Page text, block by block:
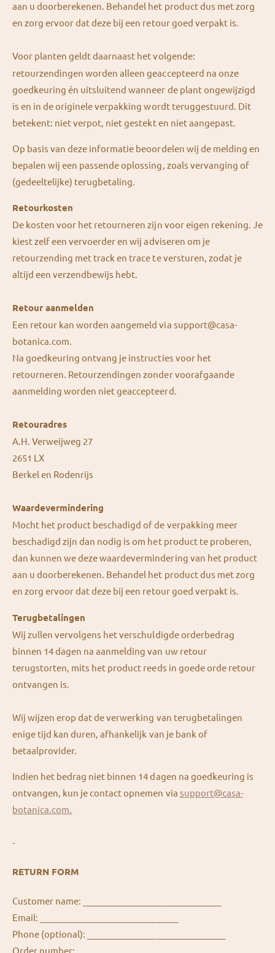
aan u doorberekenen. Behandel het product dus met zorg
en zorg ervoor dat deze bij een retour goed verpakt is.
Voor planten geldt daarnaast het volgende:
retourzendingen worden alleen geaccepteerd na onze
goedkeuring én uitsluitend wanneer de plant ongewijzigd
is en in de originele verpakking wordt teruggestuurd. Dit
betekent: niet verpot, niet gestekt en niet aangepast.
Op basis van deze informatie beoordelen wij de melding en
bepalen wij een passende oplossing, zoals vervanging of
(gedeeltelijke) terugbetaling.
Retourkosten
De kosten voor het retourneren zijn voor eigen rekening. Je
kiest zelf een vervoerder en wij adviseren om je
retourzending met track en trace te versturen, zodat je
altijd een verzendbewijs hebt.
Retour aanmelden
Een retour kan worden aangemeld via support@casa-
botanica.com.
Na goedkeuring ontvang je instructies voor het
retourneren. Retourzendingen zonder voorafgaande
aanmelding worden niet geaccepteerd.
Retouradres
A.H. Verweijweg 27
2651 LX
Berkel en Rodenrijs
Waardevermindering
Mocht het product beschadigd of de verpakking meer
beschadigd zijn dan nodig is om het product te proberen,
dan kunnen we deze waardevermindering van het product
aan u doorberekenen. Behandel het product dus met zorg
en zorg ervoor dat deze bij een retour goed verpakt is.
Terugbetalingen
Wij zullen vervolgens het verschuldigde orderbedrag
binnen 14 dagen na aanmelding van uw retour
terugstorten, mits het product reeds in goede orde retour
ontvangen is.
Wij wijzen erop dat de verwerking van terugbetalingen
enige tijd kan duren, afhankelijk van je bank of
betaalprovider.
Indien het bedrag niet binnen 14 dagen na goedkeuring is
ontvangen, kun je contact opnemen via support@casa-
botanica.com.
-
RETURN FORM
Customer name: ________________________________
Email: ________________________________
Phone (optional): ________________________________
Order number: ________________________________